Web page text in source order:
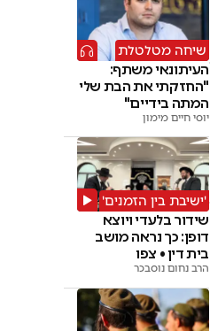
שיחה מטלטלת
העיתונאי משתף:
"החזקתי את הבת שלי
המתה בידיים"
יוסי חיים מימון
'ישיבת בין הזמנים'
שידור בלעדי ויוצא
דופן: כך נראה מושב
בית דין • צפו
הרב נחום נוסבכר